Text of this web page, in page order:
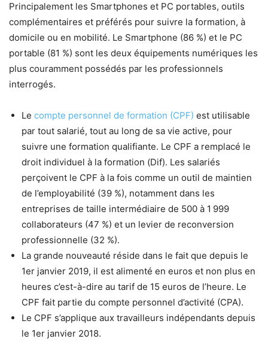
Principalement les Smartphones et PC portables, outils
complémentaires et préférés pour suivre la formation, à
domicile ou en mobilité. Le Smartphone (86 %) et le PC
portable (81 %) sont les deux équipements numériques les
plus couramment possédés par les professionnels
interrogés.
Le compte personnel de formation (CPF) est utilisable
par tout salarié, tout au long de sa vie active, pour
suivre une formation qualifiante. Le CPF a remplacé le
droit individuel à la formation (Dif). Les salariés
perçoivent le CPF à la fois comme un outil de maintien
de l’employabilité (39 %), notamment dans les
entreprises de taille intermédiaire de 500 à 1 999
collaborateurs (47 %) et un levier de reconversion
professionnelle (32 %).
La grande nouveauté réside dans le fait que depuis le
1er janvier 2019, il est alimenté en euros et non plus en
heures c’est-à-dire au tarif de 15 euros de l’heure. Le
CPF fait partie du compte personnel d’activité (CPA).
Le CPF s’applique aux travailleurs indépendants depuis
le 1er janvier 2018.